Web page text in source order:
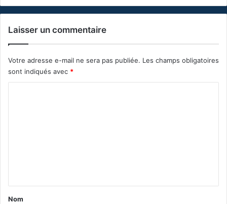
Laisser un commentaire
Votre adresse e-mail ne sera pas publiée. Les champs obligatoires
sont indiqués avec *
a
Nom